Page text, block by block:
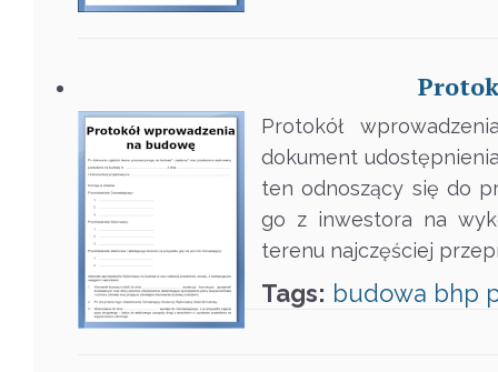
Protokół
dokument
ten odnoszący się do
go z inwestora na
terenu najczęściej
Tags: budowa bhp